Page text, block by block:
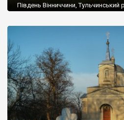
Південь Вінниччини, Тульчинський
старовинний цвинтар із кам’яними
збереглися, написані кирилицею,
мовою. За всіма традиційними
український. Хрести датуються 19
роках Болган […]